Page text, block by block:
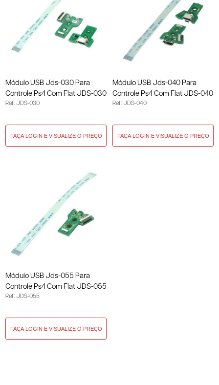
Módulo USB Jds-030 Para
Controle Ps4 Com Flat JDS-030
Ref: JDS-030
Módulo USB Jds-040 Para
Controle Ps4 Com Flat JDS-040
Ref: JDS-040
Módulo USB Jds-055 Para
Controle Ps4 Com Flat JDS-055
Ref: JDS-055